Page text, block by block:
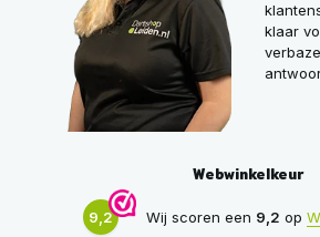
klaar
Webwinkelkeur
9,2 Wij scoren een 9,2 op